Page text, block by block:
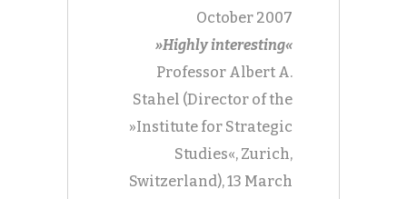
October 2007
»Highly interesting«
Professor Albert A.
Stahel (Director of the
»Institute for Strategic
Studies«, Zurich,
Switzerland), 13 March